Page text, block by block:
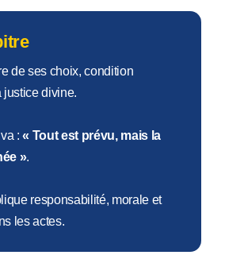
de ses choix, condition
divine.
:« Tout est prévu, mais la
».
responsabilité, morale et
les actes.